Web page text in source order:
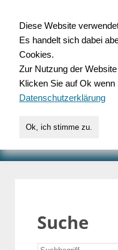
für
Suche
Diese Website
Es handelt sich dabei
Cookies.
Zur Nutzung der
Klicken Sie auf Ok
Datenschutzerklärung
Ok, ich stimme zu.